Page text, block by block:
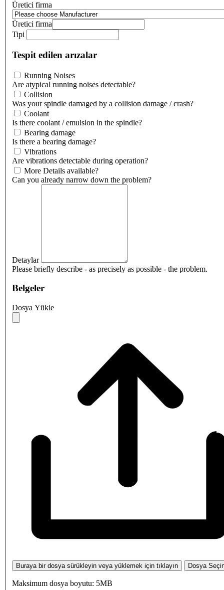
Üretici firma
Üretici firma
Tipi
Tespit edilen arızalar
Running Noises
Are atypical running noises detectable?
Collision
Was your spindle damaged by a collision damage / crash?
Coolant
Is there coolant / emulsion in the spindle?
Bearing damage
Is there a bearing damage?
Vibrations
Are vibrations detectable during operation?
More Details available?
Can you already narrow down the problem?
Detaylar
Please briefly describe - as precisely as possible - the problem.
Belgeler
Dosya Yükle
Buraya bir dosya sürükleyin veya yüklemek için tıklayın Dosya
Maksimum dosya boyutu: 5MB